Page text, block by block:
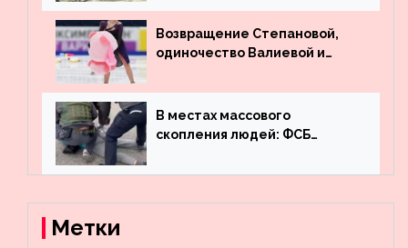
деньги из американского
госдолга
Возвращение Степановой,
одиночество Валиевой и
что обсуждают в мире
фигурного катания
В местах массового
скопления людей: ФСБ
террористов, планировавших
Метки